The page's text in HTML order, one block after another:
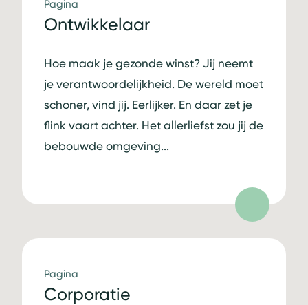
Pagina
Ontwikkelaar
Hoe maak je gezonde winst? Jij neemt
je verantwoordelijkheid. De wereld moet
schoner, vind jij. Eerlijker. En daar zet je
flink vaart achter. Het allerliefst zou jij de
bebouwde omgeving...
Pagina
Corporatie